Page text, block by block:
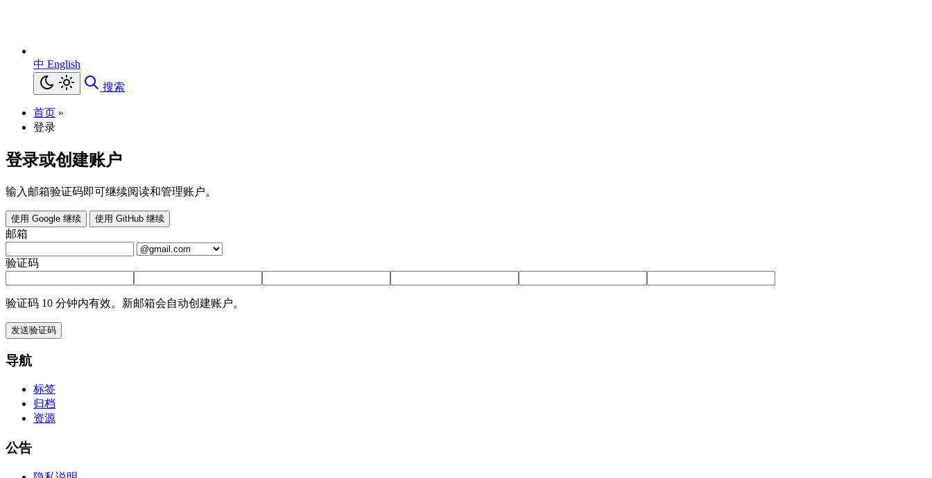
中 English
搜索
首页 »
登录
登录或创建账户
输入邮箱验证码即可继续阅读和管理账户。
使用 Google 继续 使用 GitHub 继续
邮箱
验证码
验证码 10 分钟内有效。新邮箱会自动创建账户。
发送验证码
导航
标签
归档
资源
公告